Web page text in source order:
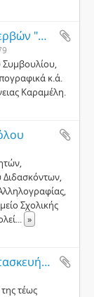
Αρχείο Ναυπλιακής Εταιρείας κονσερβών "Ο Πελαργός"
Συμβουλίου,
κ.ά.
Καραμέλη.
Διδασκόντων,
Σχολικής
... »
Αρχείο 1ης Διεύθυνσης Ελέγχου Κατασκευής Έργου (Δ.Ε.Κ.Ε.) Νομαρχίας Σερρών
τέως